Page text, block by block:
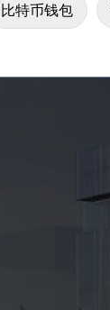
比特币钱包